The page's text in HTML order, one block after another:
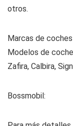
otros.
Marcas de
Modelos de
Zafira, Calbira,
Bossmobil: